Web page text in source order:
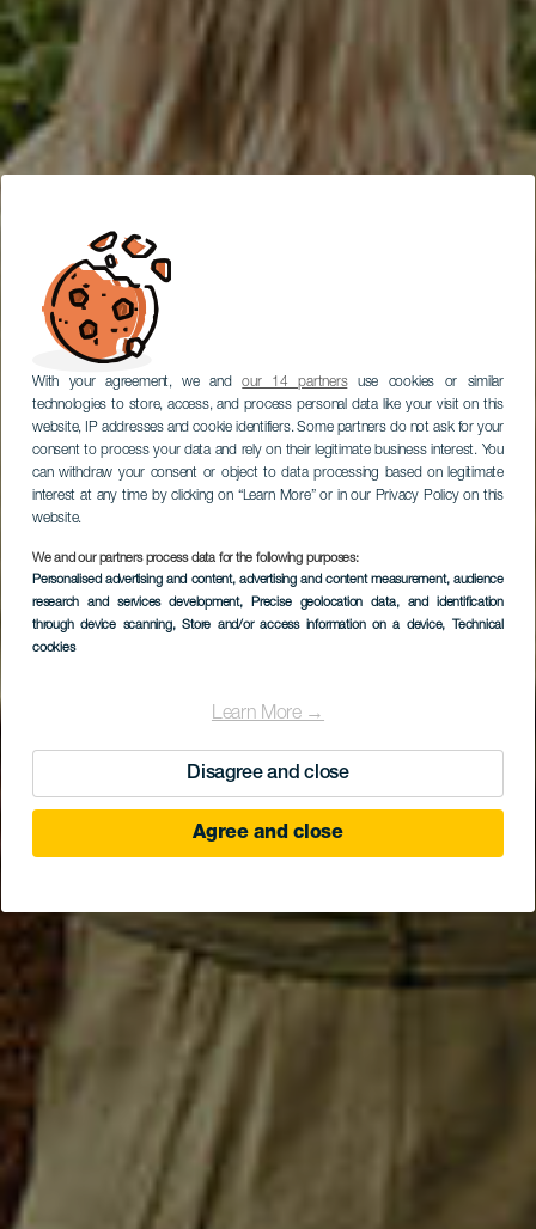
With your agreement, we andour 14 partnersuse cookies or similar
technologies to store, access, and process personal data like your visit on this
website, IP addresses and cookie identifiers. Some partners do not ask for your
consent to process your data and rely on their legitimate business interest. You
can withdraw your consent or object to data processing based on legitimate
interest at any time by clicking on “Learn More” or in our Privacy Policy on this
website.
We and our partners process data for the following purposes:
Personalised advertising and content, advertising and content measurement, audience
research and services development, Precise geolocation data, and identification
through device scanning, Store and/or access information on a device, Technical
cookies
Learn More →
Disagree and close
Agree and close